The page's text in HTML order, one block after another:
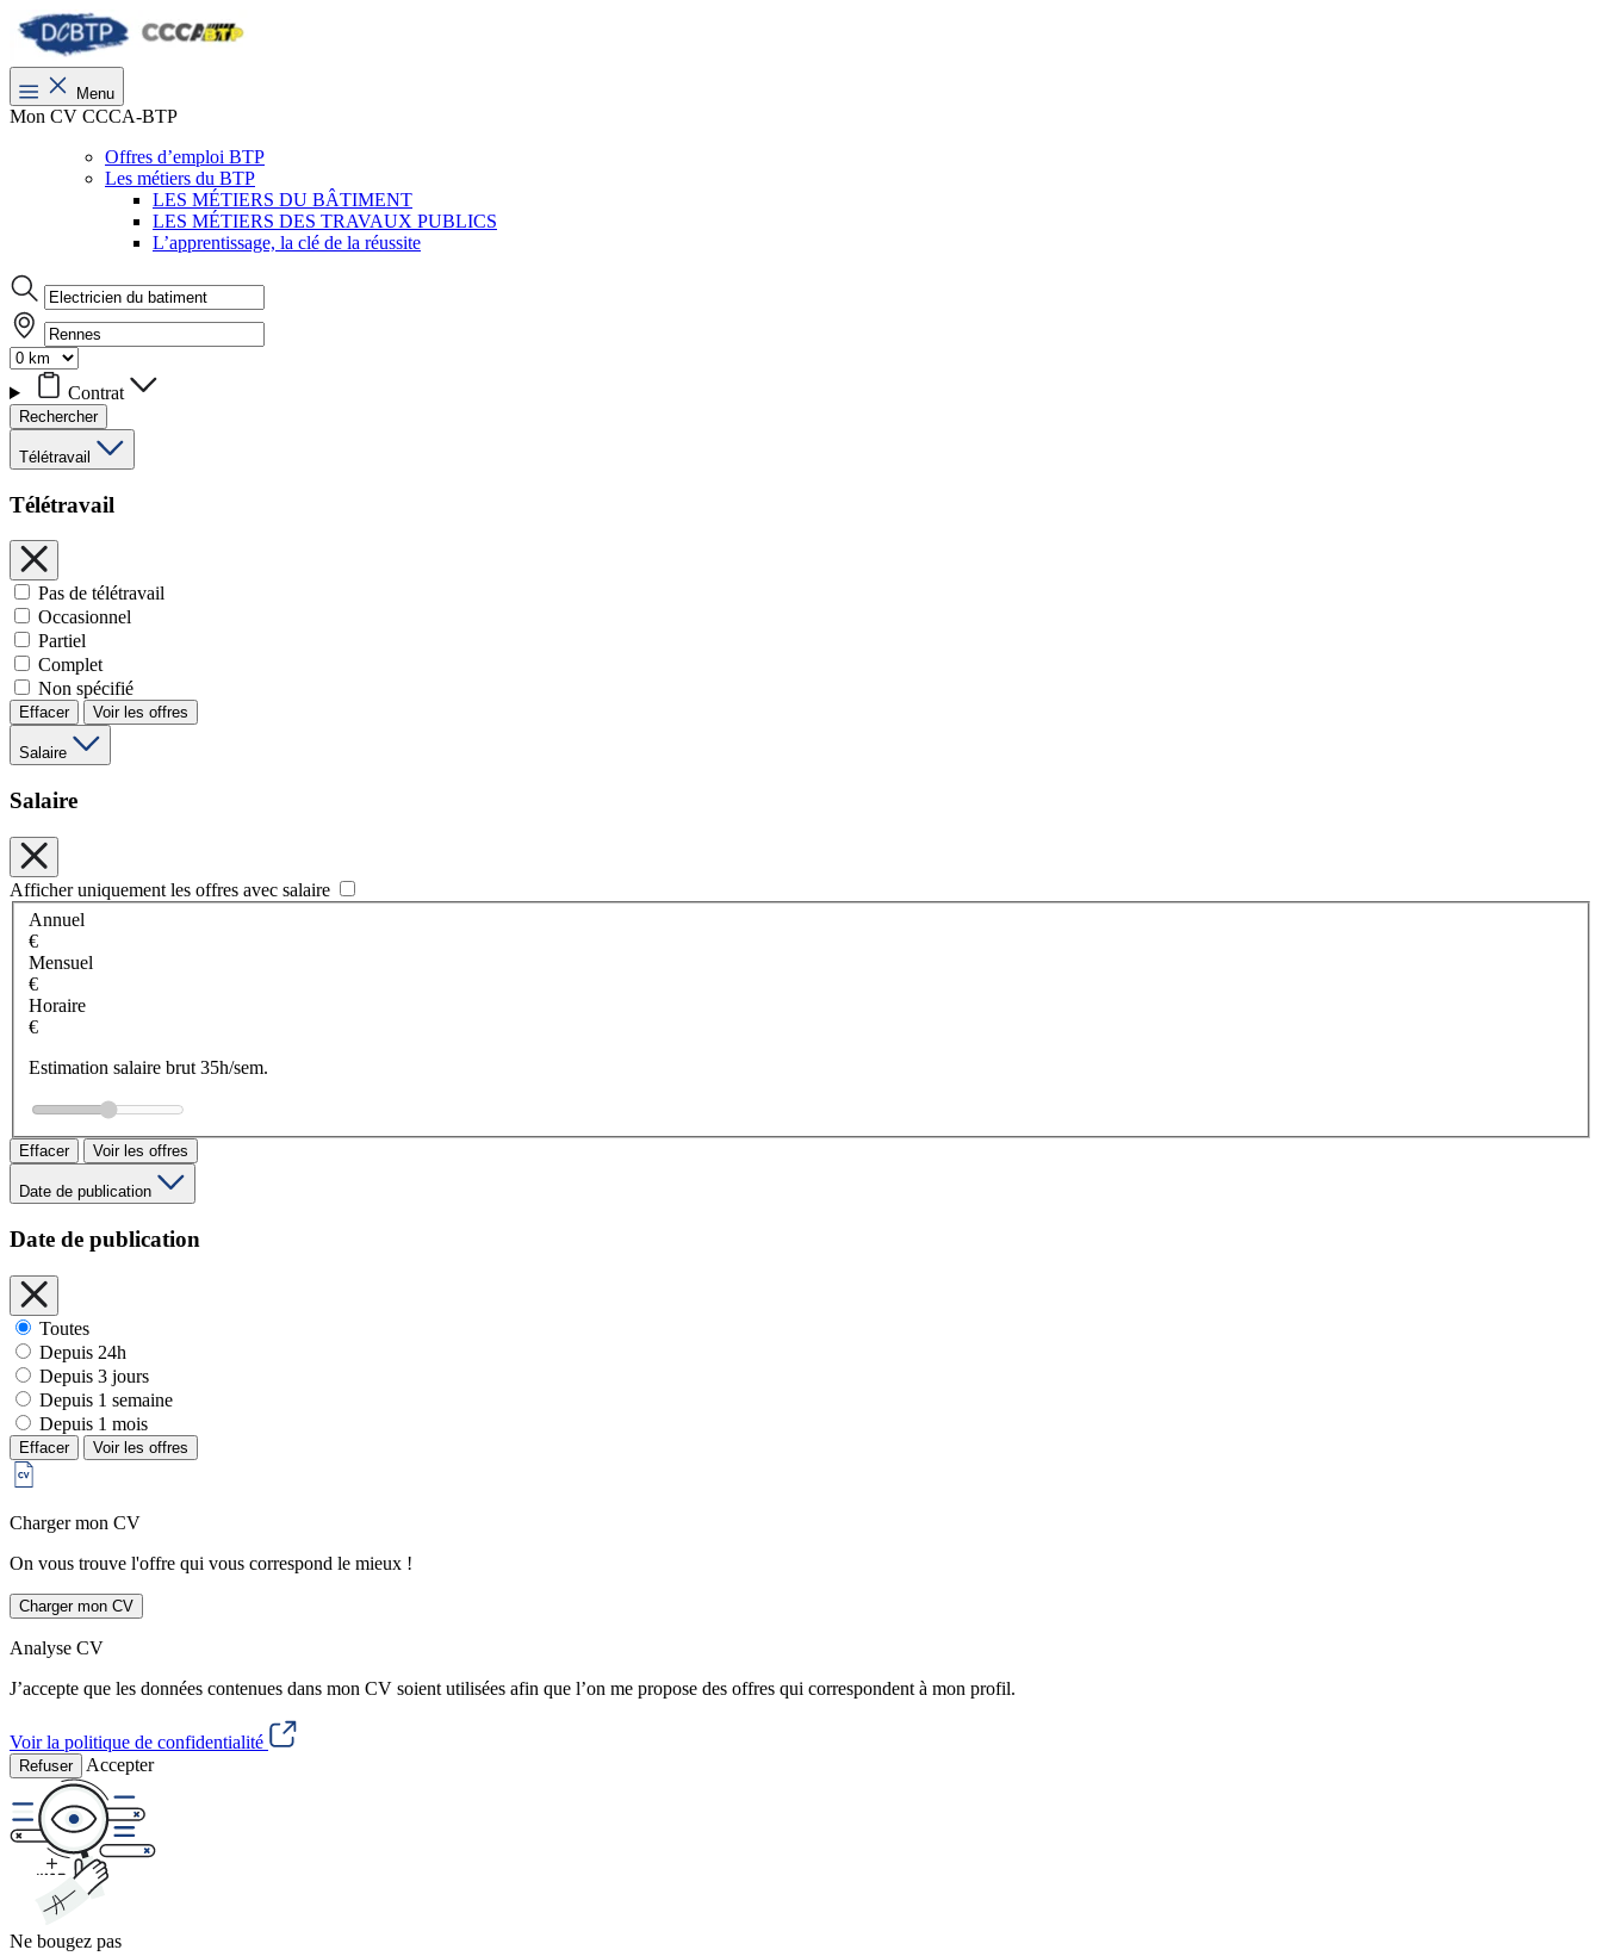
Menu
Mon CV CCCA-BTP
Offres d’emploi BTP
Les métiers du BTP
LES MÉTIERS DU BÂTIMENT
LES MÉTIERS DES TRAVAUX PUBLICS
L’apprentissage, la clé de la réussite
Contrat
Rechercher
Télétravail
Télétravail
Pas de télétravail
Occasionnel
Partiel
Complet
Non spécifié
Effacer Voir les offres
Salaire
Salaire
Afficher uniquement les offres avec salaire
Annuel
€
Mensuel
€
Horaire
€
Estimation salaire brut 35h/sem.
Effacer Voir les offres
Date de publication
Date de publication
Toutes
Depuis 24h
Depuis 3 jours
Depuis 1 semaine
Depuis 1 mois
Effacer Voir les offres
Charger mon CV
On vous trouve l'offre qui vous correspond le mieux !
Charger mon CV
Analyse CV
J’accepte que les données contenues dans mon CV soient utilisées afin que l’on me propose des offres qui correspondent à mon profil.
Voir la politique de confidentialité
Refuser Accepter
Ne bougez pas